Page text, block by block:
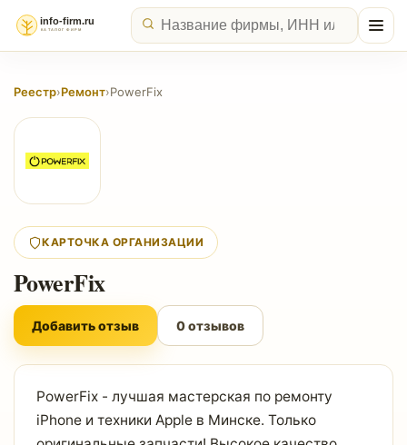
Реестр›Ремонт›PowerFix
КАРТОЧКА ОРГАНИЗАЦИИ
PowerFix
Добавить отзыв 0 отзывов
PowerFix - лучшая мастерская по ремонту
iPhone и техники Apple в Минске. Только